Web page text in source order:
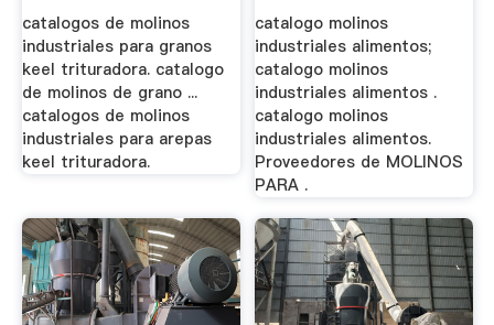
catalogos de molinos
industriales para granos
keel trituradora. catalogo
de molinos de grano ...
catalogos de molinos
industriales para arepas
keel trituradora.
catalogo molinos
industriales alimentos;
catalogo molinos
industriales alimentos .
catalogo molinos
industriales alimentos.
Proveedores de MOLINOS
PARA .